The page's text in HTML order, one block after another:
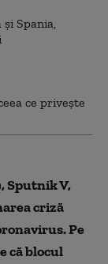
Spania,
ce privește
Sputnik V,
criză
Pe
că blocul